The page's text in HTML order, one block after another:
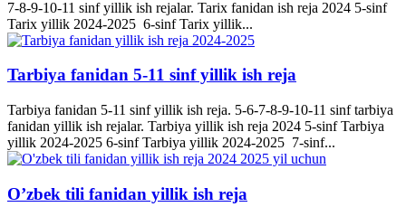
7-8-9-10-11 sinf yillik ish rejalar. Tarix fanidan ish reja 2024 5-sinf
Tarix yillik 2024-2025 6-sinf Tarix yillik...
Tarbiya fanidan 5-11 sinf yillik ish reja
Tarbiya fanidan 5-11 sinf yillik ish reja. 5-6-7-8-9-10-11 sinf tarbiya
fanidan yillik ish rejalar. Tarbiya yillik ish reja 2024 5-sinf Tarbiya
yillik 2024-2025 6-sinf Tarbiya yillik 2024-2025 7-sinf...
O’zbek tili fanidan yillik ish reja